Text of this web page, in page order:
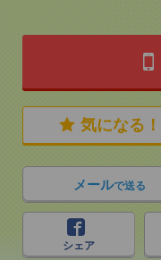
気になる！
メールで送る
シェア